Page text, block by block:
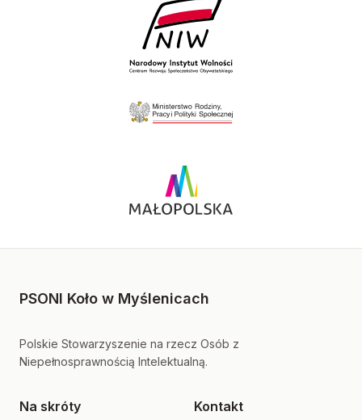
PSONI Koło w Myślenicach
Polskie Stowarzyszenie na rzecz Osób z
Niepełnosprawnością Intelektualną.
Na skróty
Kontakt